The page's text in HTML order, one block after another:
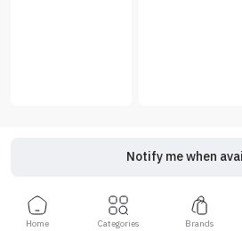
Notify me when
Home Categories Brands